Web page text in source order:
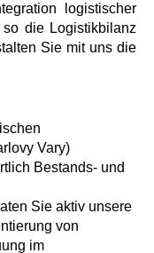
logistischer
die Logistikbilanz
Sie mit uns die
Vary)
Bestands- und
Sie aktiv unsere
von
im